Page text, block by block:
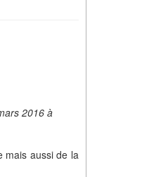
2016 à
mais aussi de la